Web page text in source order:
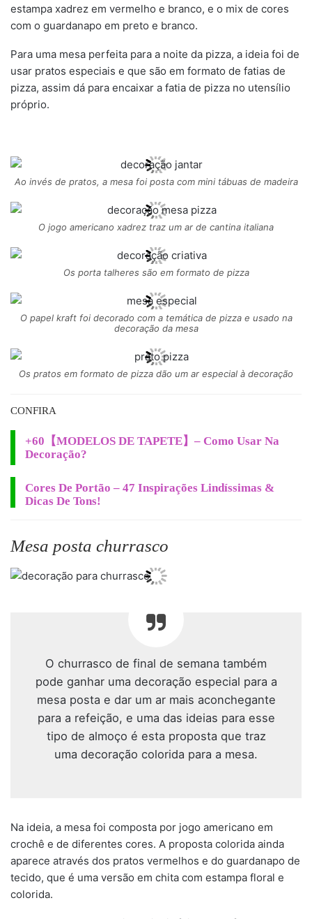
estampa xadrez em vermelho e branco, e o mix de cores
com o guardanapo em preto e branco.
Para uma mesa perfeita para a noite da pizza, a ideia foi de
usar pratos especiais e que são em formato de fatias de
pizza, assim dá para encaixar a fatia de pizza no utensílio
próprio.
Ao invés de pratos, a mesa foi posta com mini tábuas de madeira
O jogo americano xadrez traz um ar de cantina italiana
Os porta talheres são em formato de pizza
O papel kraft foi decorado com a temática de pizza e usado na
decoração da mesa
Os pratos em formato de pizza dão um ar especial à decoração
CONFIRA
+60【MODELOS DE TAPETE】– Como Usar Na
Decoração?
Cores De Portão – 47 Inspirações Lindíssimas &
Dicas De Tons!
Mesa posta churrasco
O churrasco de final de semana também
pode ganhar uma decoração especial para a
mesa posta e dar um ar mais aconchegante
para a refeição, e uma das ideias para esse
tipo de almoço é esta proposta que traz
uma decoração colorida para a mesa.
Na ideia, a mesa foi composta por jogo americano em
crochê e de diferentes cores. A proposta colorida ainda
aparece através dos pratos vermelhos e do guardanapo de
tecido, que é uma versão em chita com estampa floral e
colorida.